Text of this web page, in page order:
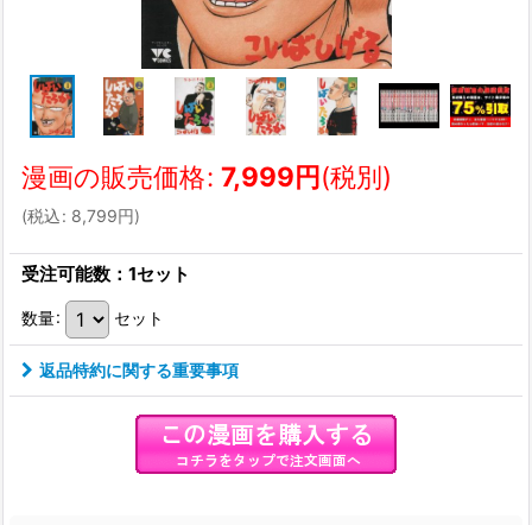
漫画の販売価格: 7,999円(税別)
(税込: 8,799円)
受注可能数：1セット
数量: セット
返品特約に関する重要事項